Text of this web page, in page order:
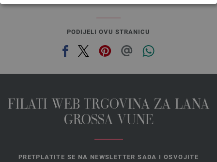
PODIJELI OVU STRANICU
FILATI WEB TRGOVINA ZA LANA
GROSSA VUNE
PRETPLATITE SE NA NEWSLETTER SADA I OSVOJITE